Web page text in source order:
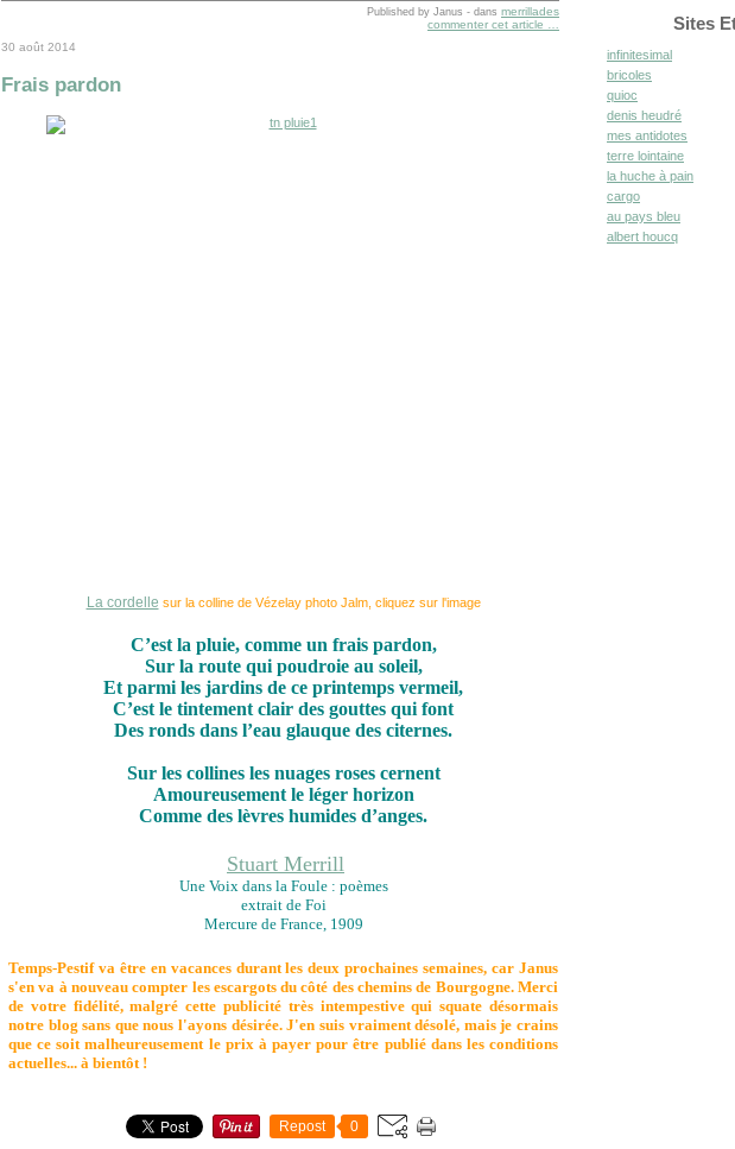
Published by Janus - dans merrillades
commenter cet article
30 août 2014
Frais pardon
La cordelle sur la colline de Vézelay photo Jalm, cliquez sur l'image
C’est la pluie, comme un frais pardon,
Sur la route qui poudroie au soleil,
Et parmi les jardins de ce printemps vermeil,
C’est le tintement clair des gouttes qui font
Des ronds dans l’eau glauque des citernes.
Sur les collines les nuages roses cernent
Amoureusement le léger horizon
Comme des lèvres humides d’anges.
Stuart Merrill
Une Voix dans la Foule : poèmes
extrait de Foi
Mercure de France, 1909
Temps-Pestif va être en vacances durant les deux prochaines semaines, car Janus
s'en va à nouveau compter les escargots du côté des chemins de Bourgogne. Merci
de votre fidélité, malgré cette publicité très intempestive qui squate désormais
notre blog sans que nous l'ayons désirée. J'en suis vraimentdésolé, mais je crains
que ce soit malheureusement le prix à payer pour être publié dans les conditions
actuelles... à bientôt !
Repost 0
Sites
infinitesimal
bricoles
quioc
denis heudré
mes antidotes
terre lointaine
la huche à pain
cargo
au pays bleu
albert houcq